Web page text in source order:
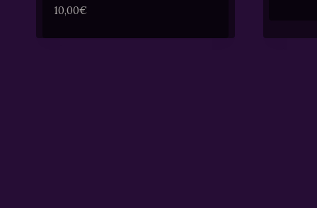
10,00€